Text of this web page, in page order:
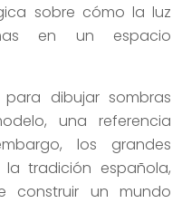
sobre cómo la luz
en un espacio
dibujar sombras
una referencia
los grandes
la tradición española,
construir un mundo